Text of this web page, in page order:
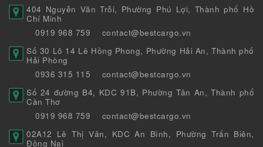
404 Nguyễn Văn Trỗi, Phường Phú Lợi, Thành phố Hồ
Chí Minh
0919 968 759
contact@bestcargo.vn
Số 30 Lô 14 Lê Hồng Phong, Phường Hải An, Thành phố
Hải Phòng
0936 315 115
contact@bestcargo.vn
Số 24 đường B4, KDC 91B, Phường Tân An, Thành phố
Cần Thơ
0919 968 759
contact@bestcargo.vn
02A12 Lê Thị Vân, KDC An Bình, Phường Trấn Biên,
Đồng Nai